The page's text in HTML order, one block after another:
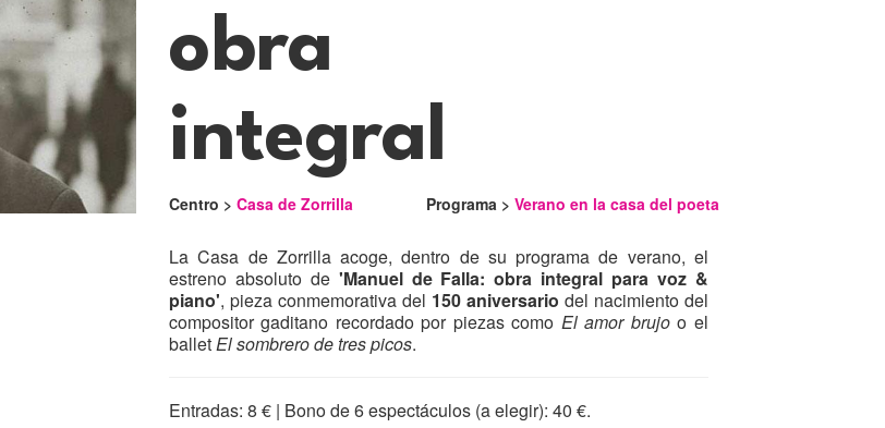
obra
integral
Centro > Casa de Zorrilla Programa > Verano en la casa del poeta
La Casa de Zorrilla acoge, dentro de su programa de verano, el
estreno absoluto de 'Manuel de Falla: obra integral para voz &
piano', pieza conmemorativa del 150 aniversario del nacimiento del
compositor gaditano recordado por piezas como El amor brujoo el
ballet El sombrero de tres picos.
Entradas: 8 € | Bono de 6 espectáculos (a elegir): 40 €.